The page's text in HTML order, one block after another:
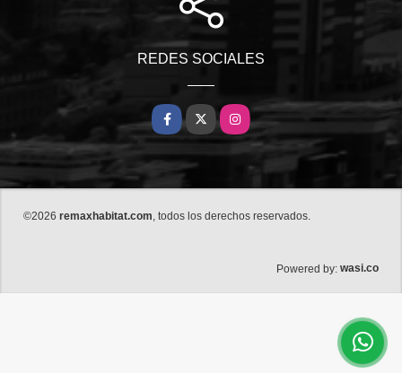
REDES SOCIALES
Facebook
X Instagram
©2026 remaxhabitat.com, todos los derechos reservados.
Powered by: wasi.co